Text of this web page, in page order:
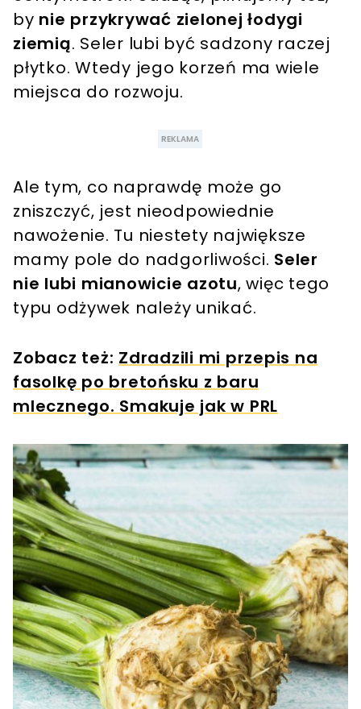
by nie przykrywać zielonej łodygi
ziemią. Seler lubi być sadzony raczej
płytko. Wtedy jego korzeń ma wiele
miejsca do rozwoju.
Ale tym, co naprawdę może go
zniszczyć, jest nieodpowiednie
nawożenie. Tu niestety największe
mamy pole do nadgorliwości. Seler
nie lubi mianowicie azotu, więc tego
typu odżywek należy unikać.
Zobacz też: Zdradzili mi przepis na
fasolkę po bretońsku z baru
mlecznego. Smakuje jak w PRL